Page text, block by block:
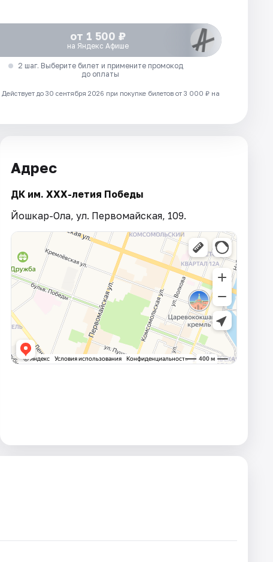
от 1 500 ₽
на Яндекс Афише
2 шаг. Выберите билет и примените промокод
до оплаты
Действует до 30 сентября 2026 при покупке билетов от 3 000 ₽ на
Адрес
ДК им. XXX-летия Победы
Йошкар-Ола, ул. Первомайская, 109.